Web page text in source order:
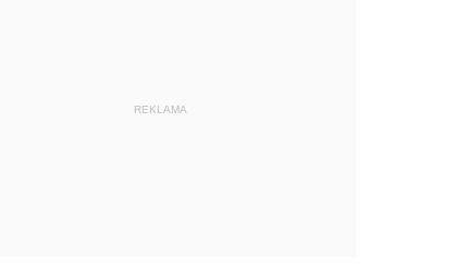
REKLAMA